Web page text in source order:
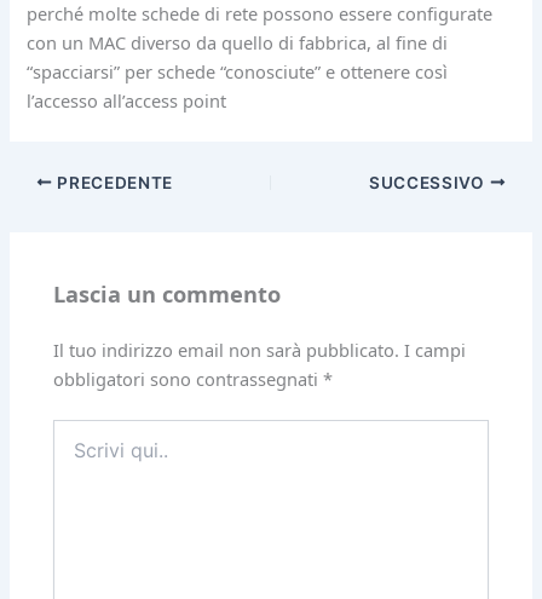
perché molte schede di rete possono essere configurate
con un MAC diverso da quello di fabbrica, al fine di
“spacciarsi” per schede “conosciute” e ottenere così
l’accesso all’access point
PRECEDENTE SUCCESSIVO
Lascia un commento
Il tuo indirizzo email non sarà pubblicato. I campi
obbligatori sono contrassegnati*
qui..